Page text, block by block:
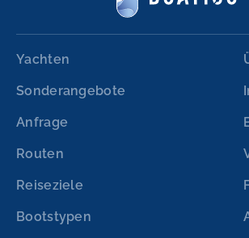
Yachten
Sonderangebote
Anfrage
Routen
Reiseziele
Bootstypen